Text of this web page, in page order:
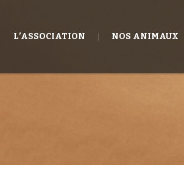
L’ASSOCIATION NOS ANIMAUX